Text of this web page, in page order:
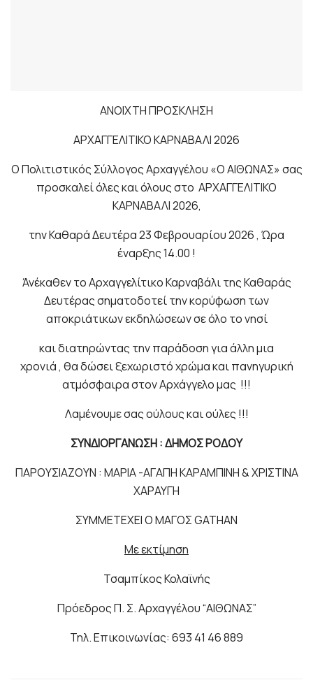
ΑΝΟΙΧΤΗ ΠΡΟΣΚΛΗΣΗ
ΑΡΧΑΓΓΕΛΙΤΙΚΟ ΚΑΡΝΑΒΑΛΙ 2026
Ο Πολιτιστικός Σύλλογος Αρχαγγέλου «Ο ΑΙΘΩΝΑΣ» σας
προσκαλεί όλες και όλους στο ΑΡΧΑΓΓΕΛΙΤΙΚΟ
ΚΑΡΝΑΒΑΛΙ 2026,
την Καθαρά Δευτέρα 23 Φεβρουαρίου 2026 , Ώρα
έναρξης 14.00 !
Άνέκαθεν το Αρχαγγελίτικο Καρναβάλι της Καθαράς
Δευτέρας σηματοδοτεί την κορύφωση των
αποκριάτικων εκδηλώσεων σε όλο το νησί
και διατηρώντας την παράδοση για άλλη μια
χρονιά , θα δώσει ξεχωριστό χρώμα και πανηγυρική
ατμόσφαιρα στον Αρχάγγελο μας !!!
Λαμένουμε σας ούλους και ούλες !!!
ΣΥΝΔΙΟΡΓΑΝΩΣΗ : ΔΗΜΟΣ ΡΟΔΟΥ
ΠΑΡΟΥΣΙΑΖΟΥΝ : ΜΑΡΙΑ -ΑΓΑΠΗ ΚΑΡΑΜΠΙΝΗ & ΧΡΙΣΤΙΝΑ
ΧΑΡΑΥΓΗ
ΣΥΜΜΕΤΕΧΕΙ Ο ΜΑΓΟΣ GATHAN
Με εκτίμηση
Τσαμπίκος Κολαϊνής
Πρόεδρος Π. Σ. Αρχαγγέλου “ΑΙΘΩΝΑΣ”
Τηλ. Επικοινωνίας: 693 41 46 889